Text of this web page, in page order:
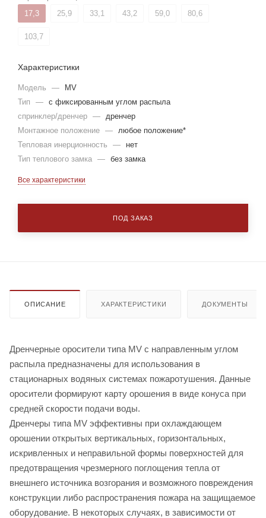
17,3
25,9 33,1 43,2 59,0 80,6
103,7
Характеристики
Модель —
MV
Тип
— с фиксированным углом распыла
спринклер/дренчер —
дренчер
Монтажное положение —
любое положение*
Тепловая инерционность
—
нет
Тип теплового замка — без замка
Все характеристики
ПОД ЗАКАЗ
ОПИСАНИЕ ХАРАКТЕРИСТИКИ ДОКУМЕНТЫ
Дренчерные оросители типа MV с направленным углом
распыла предназначены для использования в
стационарных водяных системах пожаротушения. Данные
оросители формируют карту орошения в виде конуса при
средней скорости подачи воды.
Дренчеры типа MV эффективны при охлаждающем
орошении открытых вертикальных, горизонтальных,
искривленных и неправильной формы поверхностей для
предотвращения чрезмерного поглощения тепла от
внешнего источника возгорания и возможного повреждения
конструкции либо распространения пожара на защищаемое
оборудование. В некоторых случаях, в зависимости от